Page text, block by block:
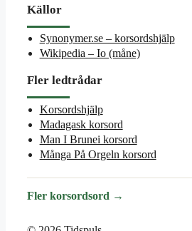
Källor
Synonymer.se – korsordshjälp
Wikipedia – Io (måne)
Fler ledtrådar
Korsordshjälp
Madagask korsord
Man I Brunei korsord
Många På Orgeln korsord
Fler korsordsord →